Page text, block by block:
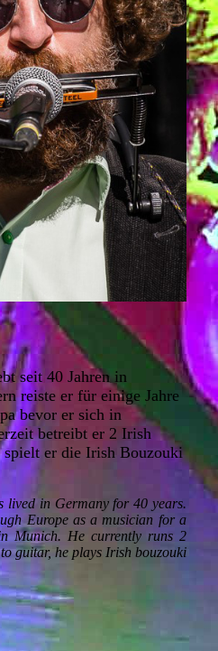
seit 40 Jahren in
reiste er für einige Jahre
bevor er sich in
betreibt er 2 Irish
spielt er die Irish Bouzouki
in Germany for 40 years.
Europe as a musician for a
Munich. He currently runs 2
guitar, he plays Irish bouzouki